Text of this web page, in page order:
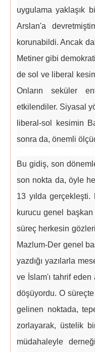
uygulama yaklaşık
Arslan'a
korunabildi. Ancak
Metiner gibi
de sol ve liberal
Onların seküler
etkilendiler. Siyasal
liberal-sol kesimin
sonra da, önemli
Bu gidiş, son
son nokta da, öyle
13 yılda
kurucu genel
süreç herkesin
Mazlum-Der genel
yazdığı yazılarla
ve İslam'ı tahrif eden
döşüyordu. O
gelinen noktada,
zorlayarak, üstelik
müdahaleyle